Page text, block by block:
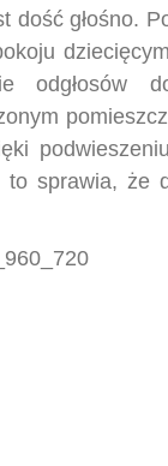
dość głośno.
odgłosów
sprawia, że